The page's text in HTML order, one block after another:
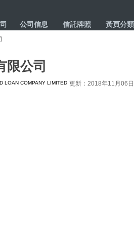
公司信息 信託牌照 黃頁分類
限公司
LOAN COMPANY LIMITED 更新：2018年11月06日